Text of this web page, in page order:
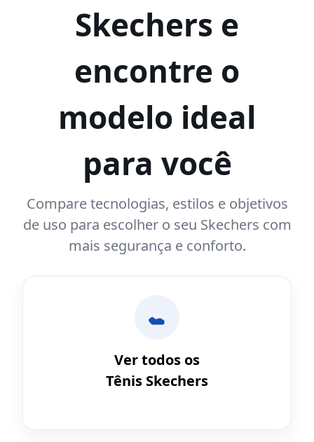
Skechers e
encontre o
modelo ideal
para você
Compare tecnologias, estilos e objetivos
de uso para escolher o seu Skechers com
mais segurança e conforto.
Ver todos os
Tênis Skechers